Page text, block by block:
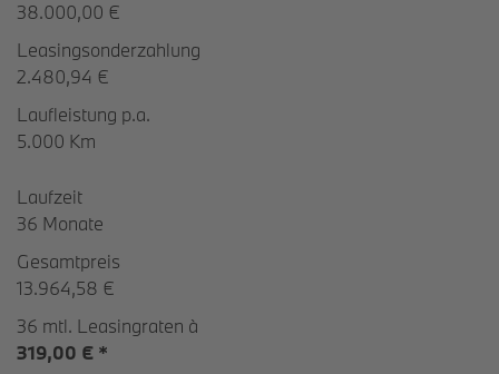
38.000,00 €
Leasingsonderzahlung
2.480,94 €
Laufleistung p.a.
5.000 Km
Laufzeit
36 Monate
Gesamtpreis
13.964,58 €
36 mtl. Leasingraten à
319,00 € *